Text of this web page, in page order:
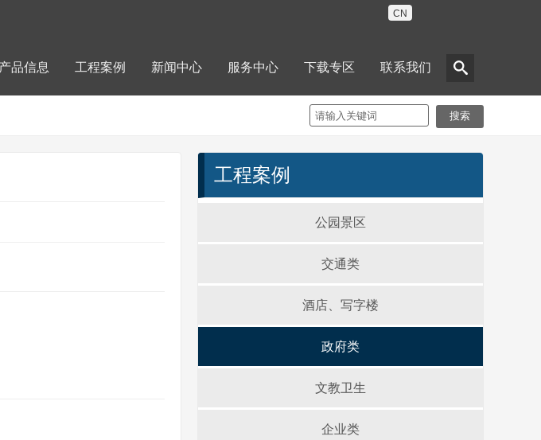
产品信息 工程案例 新闻中心 服务中心 下载专区 联系我们
CN
搜索
工程案例
公园景区
交通类
酒店、写字楼
政府类
文教卫生
企业类